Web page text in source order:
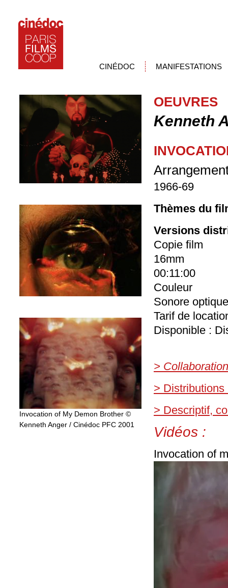
CINÉDOC MANIFESTATIONS
Invocation of My Demon Brother ©
Kenneth Anger / Cinédoc PFC 2001
OEUVRES
Kenneth
1966-69
Thèmes du
Versions
Copie film
16mm
00:11:00
Couleur
Sonore optique
Tarif de
Disponible :
>
> Distributions
> Descriptif,
Vidéos :
Invocation of